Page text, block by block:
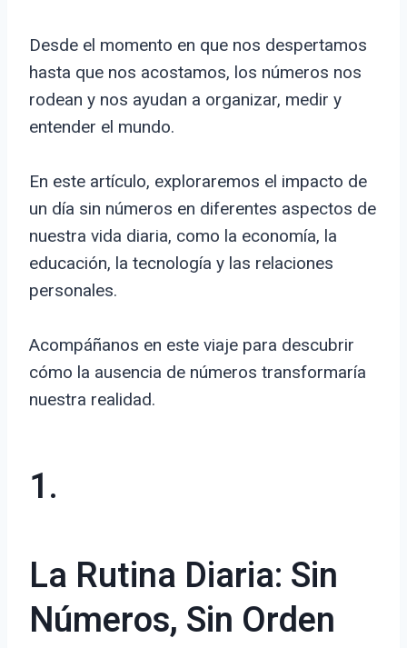
Desde el momento en que nos despertamos
hasta que nos acostamos, los números nos
rodean y nos ayudan a organizar, medir y
entender el mundo.
En este artículo, exploraremos el impacto de
un día sin números en diferentes aspectos de
nuestra vida diaria, como la economía, la
educación, la tecnología y las relaciones
personales.
Acompáñanos en este viaje para descubrir
cómo la ausencia de números transformaría
nuestra realidad.
1.
La Rutina Diaria: Sin
Números, Sin Orden